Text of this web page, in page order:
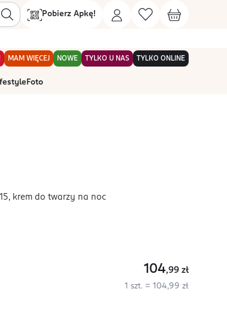
Pobierz Apkę!
MAM WIĘCEJ NOWE TYLKO U NAS TYLKO ONLINE
Foto
krem do twarzy na noc
104,99 zł
1 szt. = 104,99 zł